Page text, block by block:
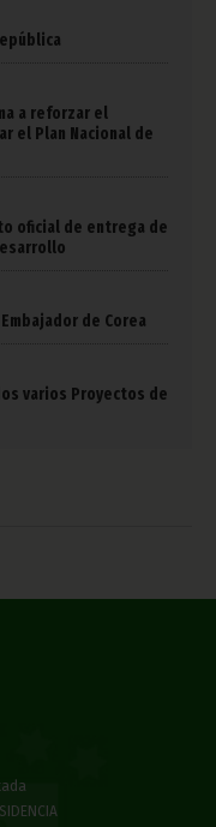
a reforzar el
el Plan Nacional de
oficial de entrega de
de Corea
varios Proyectos de